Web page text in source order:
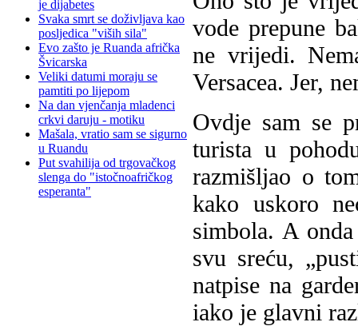
je dijabetes
Svaka smrt se doživljava kao
posljedica "viših sila"
Evo zašto je Ruanda afrička
Švicarska
Veliki datumi moraju se
pamtiti po lijepom
Na dan vjenčanja mladenci
crkvi daruju - motiku
Mašala, vratio sam se sigurno
u Ruandu
Put svahilija od trgovačkog
slenga do "istočnoafričkog
esperanta"
vode prepune
ne vrijedi.
Versacea. Jer,
Ovdje sam se
turista u
razmišljao o
kako uskoro
simbola. A
svu sreću,
natpise na
iako je glavni